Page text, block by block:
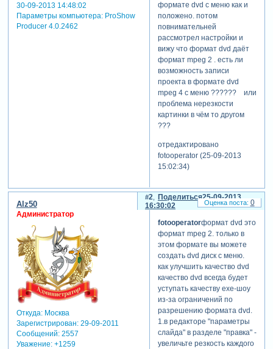
30-09-2013 14:48:02
Параметры компьютера:ProShow
Producer 4.0.2462
формате dvd с меню как и
положено. потом
повнимательней
рассмотрел настройки и
вижу что формат dvd даёт
формат mpeg 2 . есть ли
возможность записи
проекта в формате dvd
mpeg 4 с меню ?????? или
проблема нерезкости
картинки в чём то другом
???
отредактировано
fotooperator (25-09-2013
15:02:34)
Поделиться
2
25-09-2013
16:30:02
Alz50
Администратор
Откуда:Москва
Зарегистрирован: 29-09-2011
Сообщений:2557
Уважение: +1259
fotooperatorформат dvd это
формат mpeg 2. только в
этом формате вы можете
создать dvd диск с меню.
как улучшить качество dvd
качество dvd всегда будет
уступать качеству exe-шоу
из-за ограничений по
разрешению формата dvd.
1.в редакторе "параметры
слайда" в разделе "правка" -
увеличьте резкость каждого
0